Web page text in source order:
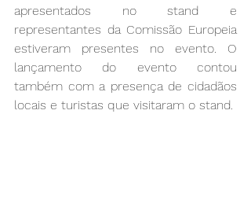
apresentados no stand e
representantes da Comissão Europeia
estiveram presentes no evento. O
lançamento do evento contou
também com a presença de cidadãos
locais e turistas que visitaram o stand.